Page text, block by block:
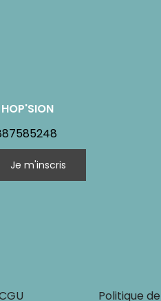
Politique